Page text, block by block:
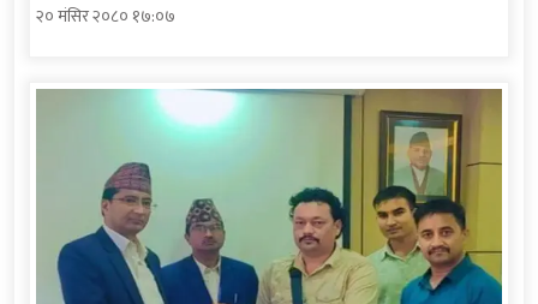
२० मंसिर २०८० १७:०७